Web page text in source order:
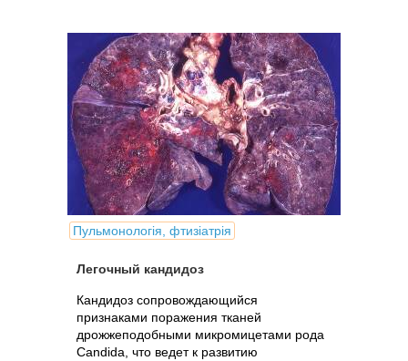
Пульмонологія, фтизіатрія
Легочный кандидоз
Кандидоз сопровождающийся
признаками поражения тканей
дрожжеподобными микромицетами рода
Candida, что ведет к развитию